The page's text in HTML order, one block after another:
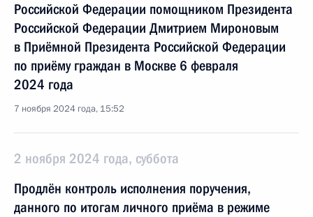
Российской Федерации помощником Президента
Российской Федерации Дмитрием Мироновым
в Приёмной Президента Российской Федерации
по приёму граждан в Москве 6 февраля
2024 года
7 ноября 2024 года, 15:52
2 ноября 2024 года, суббота
Продлён контроль исполнения поручения,
данного по итогам личного приёма в режиме